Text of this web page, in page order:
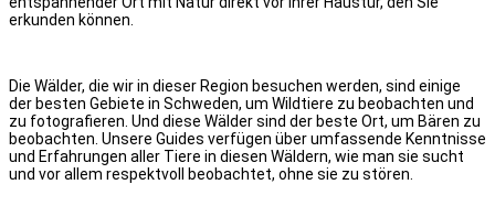
erkunden können.
Die Wälder, die wir in dieser Region besuchen werden, sind einige
der besten Gebiete in Schweden, um Wildtiere zu beobachten und
zu fotografieren. Und diese Wälder sind der beste Ort, um Bären zu
beobachten. Unsere Guides verfügen über umfassende Kenntnisse
und Erfahrungen aller Tiere in diesen Wäldern, wie man sie sucht
und vor allem respektvoll beobachtet, ohne sie zu stören.